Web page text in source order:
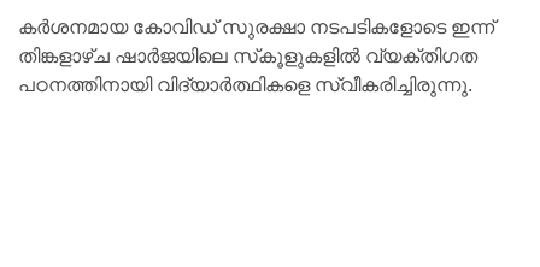
കർശനമായ കോവിഡ് സുരക്ഷാ നടപടികളോടെ ഇന്ന്
തിങ്കളാഴ്ച ഷാർജയിലെ സ്‌കൂളുകളിൽ വ്യക്തിഗത
പഠനത്തിനായി വിദ്യാർത്ഥികളെ സ്വീകരിച്ചിരുന്നു.